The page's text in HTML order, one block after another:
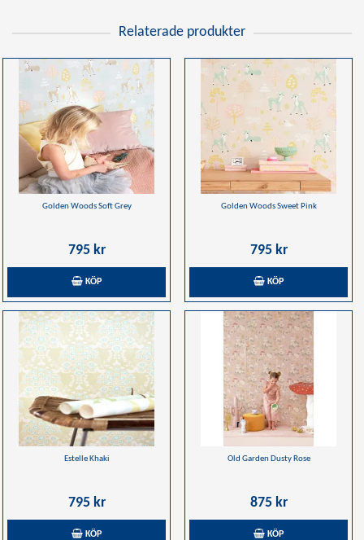
Relaterade produkter
Golden Woods Soft Grey
795 kr
KÖP
Golden Woods Sweet Pink
795 kr
KÖP
Estelle Khaki
795 kr
KÖP
Old Garden Dusty Rose
875 kr
KÖP